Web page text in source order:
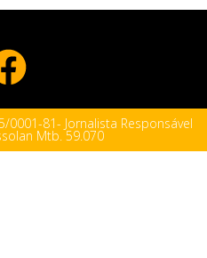
0001-81- Jornalista Responsável
Mtb. 59.070